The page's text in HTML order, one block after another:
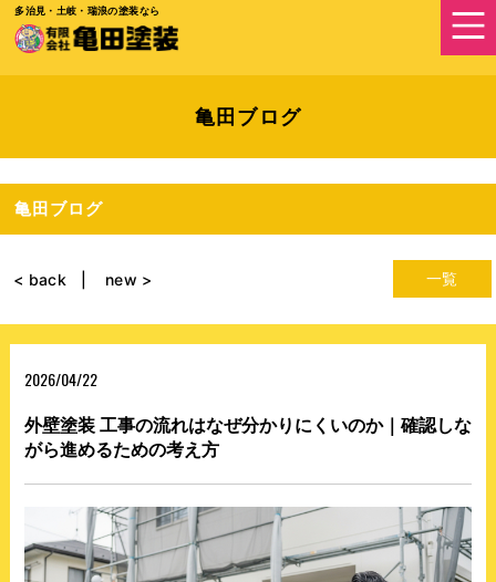
多治見・土岐・瑞浪の塗装なら
亀田ブログ
亀田ブログ
一覧
< back new >
2026/04/22
外壁塗装 工事の流れはなぜ分かりにくいのか｜確認しな
がら進めるための考え方